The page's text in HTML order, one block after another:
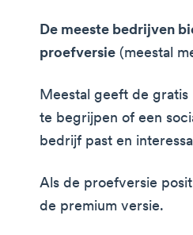
De meeste bedrijven
proefversie (meestal
Meestal geeft de
te begrijpen of een
bedrijf past en
Als de proefversie
de premium versie.